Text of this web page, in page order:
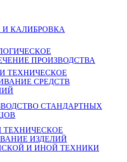
И КАЛИБРОВКА
ПРОИЗВОДСТВА
ТЕХНИЧЕСКОЕ
СРЕДСТВ
СТАНДАРТНЫХ
ТЕХНИЧЕСКОЕ
ИЗДЕЛИЙ
И ИНОЙ ТЕХНИКИ